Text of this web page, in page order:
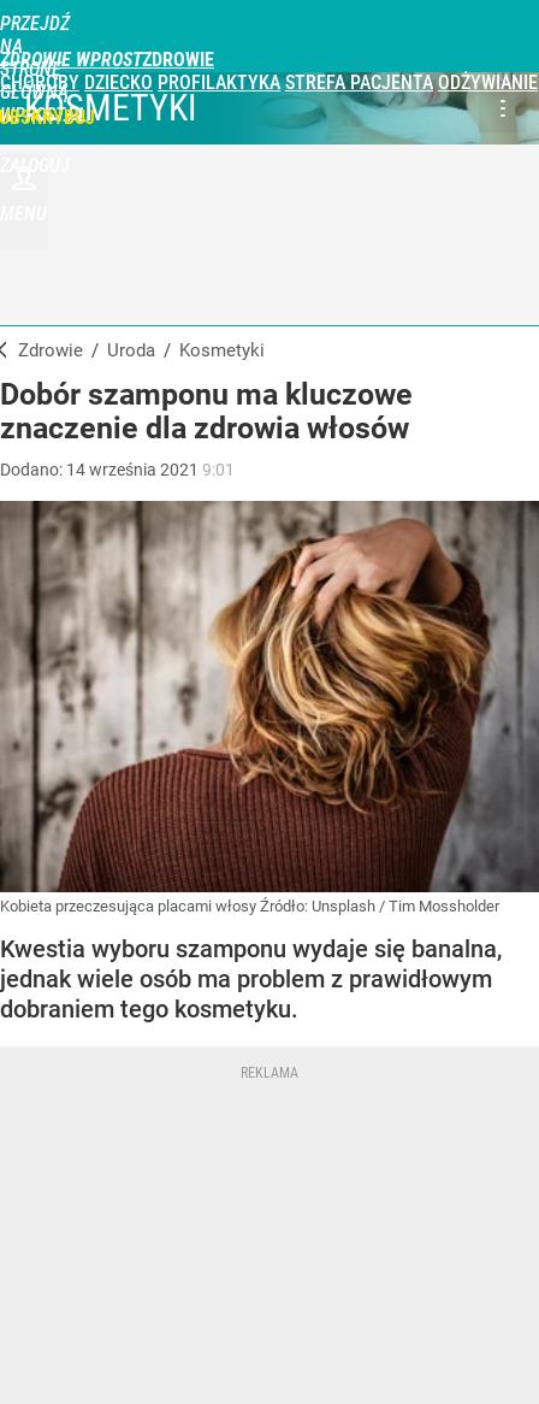
PRZEJDŹ
NA
STRONĘ
GŁÓWNĄ
WPROST.PL
ZDROWIE WPROST
CHOROBY DZIECKO PROFILAKTYKA STREFA PACJENTA ODŻYWIANIE
KOSMETYKI
Zdrowie / Uroda / Kosmetyki
Dobór szamponu ma kluczowe
znaczenie dla zdrowia włosów
Dodano: 14września 2021 9:01
Kobieta przeczesująca placami włosy Źródło: Unsplash / Tim Mossholder
Kwestia wyboru szamponu wydaje się banalna,
jednak wiele osób ma problem z prawidłowym
dobraniem tego kosmetyku.